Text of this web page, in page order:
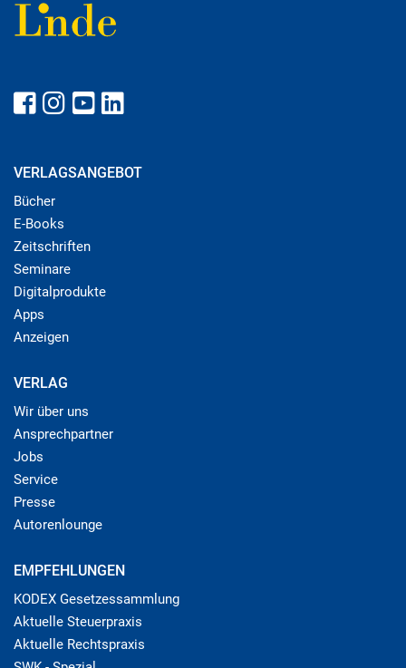
VERLAGSANGEBOT
Bücher
E-Books
Zeitschriften
Seminare
Digitalprodukte
Apps
Anzeigen
VERLAG
Wir über uns
Ansprechpartner
Jobs
Service
Presse
Autorenlounge
EMPFEHLUNGEN
KODEX Gesetzessammlung
Aktuelle Steuerpraxis
Aktuelle Rechtspraxis